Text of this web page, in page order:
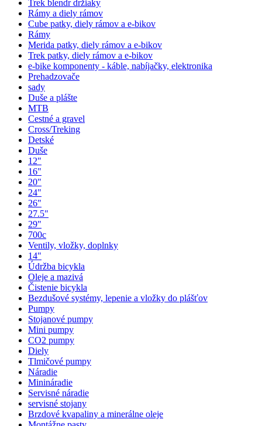
Trek blendr držiaky
Rámy a diely rámov
Cube patky, diely rámov a e-bikov
Rámy
Merida patky, diely rámov a e-bikov
Trek patky, diely rámov a e-bikov
e-bike komponenty - káble, nabíjačky, elektronika
Prehadzovače
sady
Duše a plášte
MTB
Cestné a gravel
Cross/Treking
Detské
Duše
12"
16"
20"
24"
26"
27.5"
29"
700c
Ventily, vložky, doplnky
14"
Údržba bicykla
Oleje a mazivá
Čistenie bicykla
Bezdušové systémy, lepenie a vložky do plášťov
Pumpy
Stojanové pumpy
Mini pumpy
CO2 pumpy
Diely
Tlmičové pumpy
Náradie
Minináradie
Servisné náradie
servisné stojany
Brzdové kvapaliny a minerálne oleje